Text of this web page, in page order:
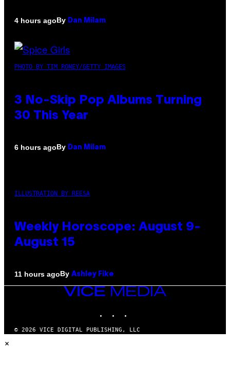
4 hours agoBy Dan Milam
PHOTO BY TIM RONEY/GETTY IMAGES
3 No-Skip Pop Albums Turning
30 This Year
6 hours agoBy Dan Milam
ILLUSTRATION BY REESA
Weekly Horoscope: August 9-
August 15
11 hours agoBy Ashley Fike
VICE
© 2026 VICE DIGITAL PUBLISHING, LLC
×